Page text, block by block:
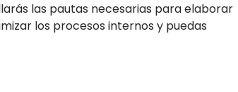
las pautas necesarias para elaborar
los procesos internos y puedas